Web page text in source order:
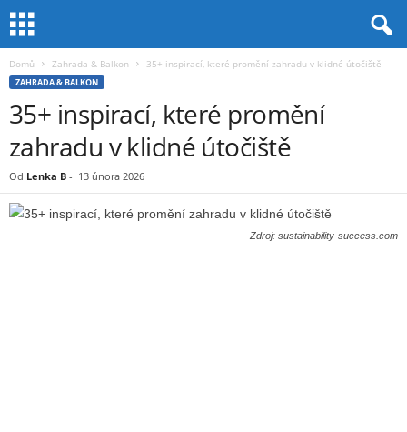
Domů Zahrada & Balkon 35+ inspirací, které promění zahradu v klidné útočiště
ZAHRADA & BALKON
35+ inspirací, které promění
zahradu v klidné útočiště
Od Lenka B - 13 února 2026
Zdroj: sustainability-success.com